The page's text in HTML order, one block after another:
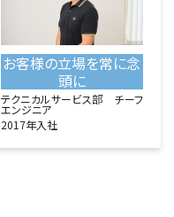
お客様の立場を常に念
頭に
テクニカルサービス部 チーフ
エンジニア
2017年入社